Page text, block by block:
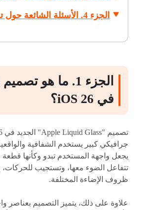
الجزء 4. الأسئلة الشائعة حول تصميم Liquid Glass
في iOS 26؟
جرافيكي كبير يستخدم الشفافية
يجعل واجهة المستخدم تبدو وكأنها
تتفاعل الضوء معها، وتستجيب
ظروف الإضاءة المختلفة.
علاوة على ذلك، يتميز التصميم بعناصر